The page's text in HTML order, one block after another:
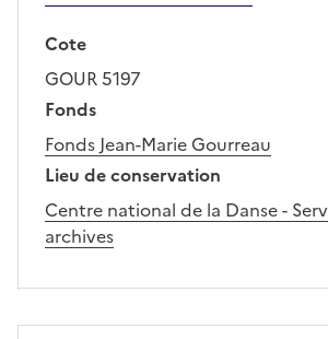
Cote
GOUR 5197
Fonds
Fonds Jean-Marie Gourreau
Lieu de conservation
Centre national de la Danse -
archives